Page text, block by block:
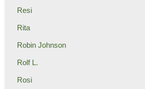
Resi
Rita
Robin Johnson
Rolf L.
Rosi